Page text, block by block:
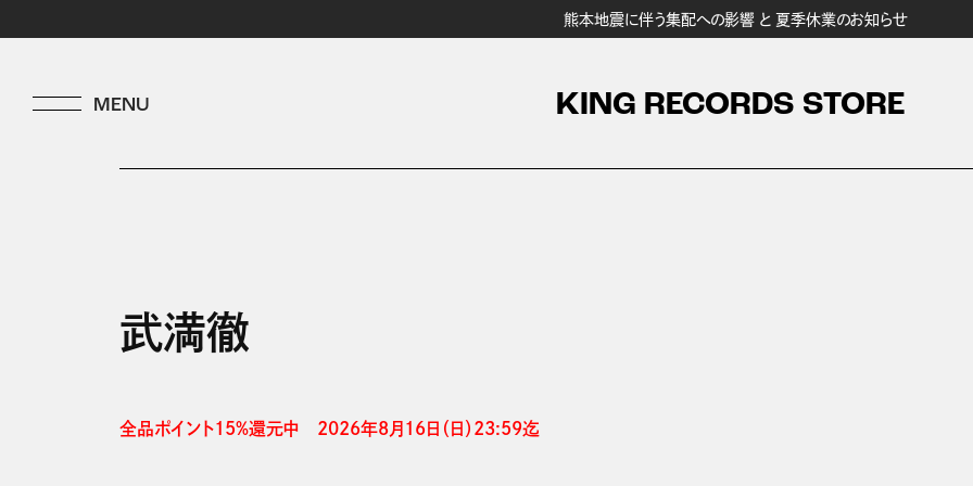
熊本地震に伴う集配への影響 と 夏季休業のお知らせ
KING RECORDS STORE
武満徹
全品ポイント15%還元中　2026年8月16日（日）23:59迄